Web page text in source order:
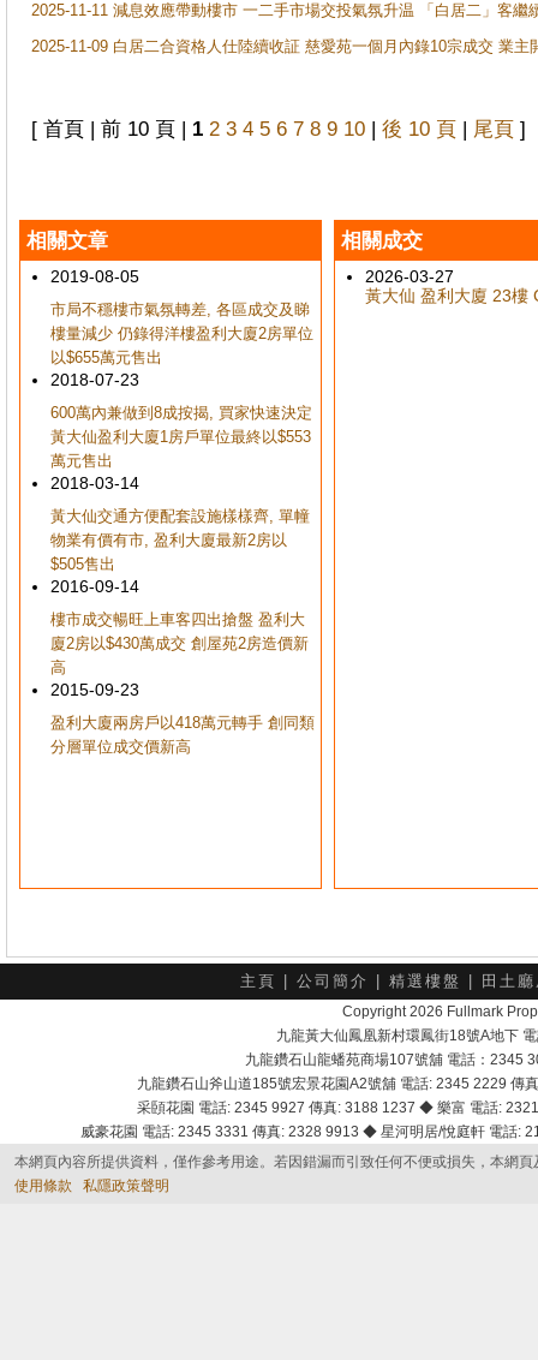
2025-11-11 減息效應帶動樓市 一二手市場交投氣氛升温 「白居二」客
2025-11-09 白居二合資格人仕陸續收証 慈愛苑一個月內錄10宗成交 業
[ 首頁 | 前 10 頁 | 1 2 3 4 5 6 7 8 9 10 | 後 10 頁 | 尾頁 ]
相關文章
2019-08-05
市局不穩樓市氣氛轉差, 各區成交及睇
樓量減少 仍錄得洋樓盈利大廈2房單位
以$655萬元售出
2018-07-23
600萬內兼做到8成按揭, 買家快速決定
黃大仙盈利大廈1房戶單位最終以$553
萬元售出
2018-03-14
黃大仙交通方便配套設施樣樣齊, 單幢
物業有價有市, 盈利大廈最新2房以
$505售出
2016-09-14
樓市成交暢旺上車客四出搶盤 盈利大
廈2房以$430萬成交 創屋苑2房造價新
高
2015-09-23
盈利大廈兩房戶以418萬元轉手 創同類
分層單位成交價新高
相關成交
2026-03-27
黃大仙 盈利大廈 23樓
主頁 公司簡介 精選樓盤 田土
Copyright 2026 Fullmark
九龍黃大仙鳳凰新村環鳳街18號A地下
九龍鑽石山龍蟠苑商場107號舖 電話：2345
九龍鑽石山斧山道185號宏景花園A2號舖 電話: 2345 2229
采頣花園 電話: 2345 9927 傳真: 3188 1237 ◆ 樂富 電話:
威豪花園 電話: 2345 3331 傳真: 2328 9913 ◆ 星河明居/悅庭軒 電話
本網頁內容所提供資料，僅作參考用途。若因錯漏而引致任何不便或損失，本網
使用條款
私隱政策聲明